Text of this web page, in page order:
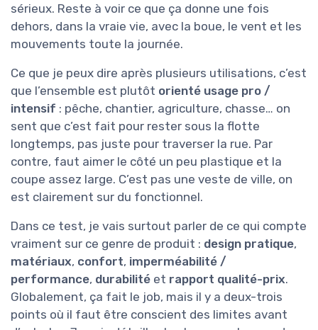
sérieux. Reste à voir ce que ça donne une fois
dehors, dans la vraie vie, avec la boue, le vent et les
mouvements toute la journée.
Ce que je peux dire après plusieurs utilisations, c’est
que l’ensemble est plutôt orienté usage pro /
intensif : pêche, chantier, agriculture, chasse… on
sent que c’est fait pour rester sous la flotte
longtemps, pas juste pour traverser la rue. Par
contre, faut aimer le côté un peu plastique et la
coupe assez large. C’est pas une veste de ville, on
est clairement sur du fonctionnel.
Dans ce test, je vais surtout parler de ce qui compte
vraiment sur ce genre de produit : design pratique,
matériaux, confort, imperméabilité /
performance, durabilité et rapport qualité-prix.
Globalement, ça fait le job, mais il y a deux-trois
points où il faut être conscient des limites avant